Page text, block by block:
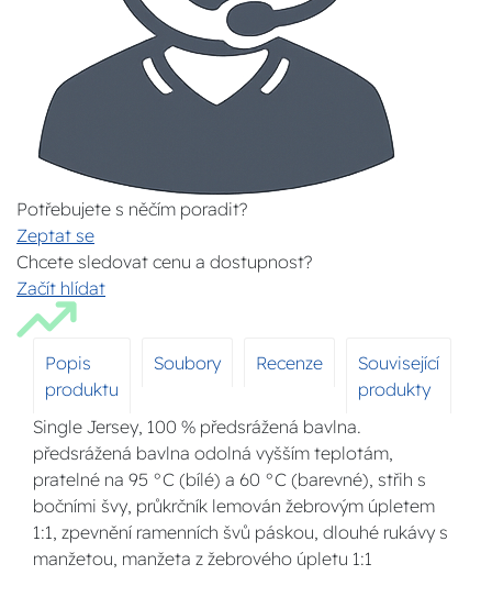
Potřebujete s něčím poradit?
Zeptat se
Chcete sledovat cenu a dostupnost?
Začít hlídat
Popis
produktu
Soubory Recenze
Související
produkty
Single Jersey, 100 % předsrážená bavlna.
předsrážená bavlna odolná vyšším teplotám,
pratelné na 95 °C (bílé) a 60 °C (barevné), střih s
bočními švy, průkrčník lemován žebrovým úpletem
1:1, zpevnění ramenních švů páskou, dlouhé rukávy s
manžetou, manžeta z žebrového úpletu 1:1